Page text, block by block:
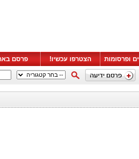
ופרסומות הצטרפו עכשיו! פרסם